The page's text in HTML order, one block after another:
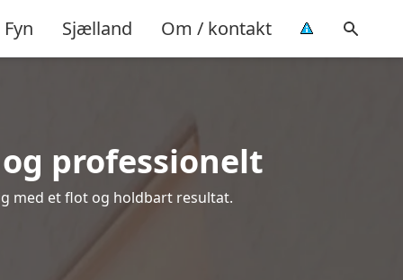
Fyn Sjælland Om / kontakt
professionelt
med et flot og holdbart resultat.